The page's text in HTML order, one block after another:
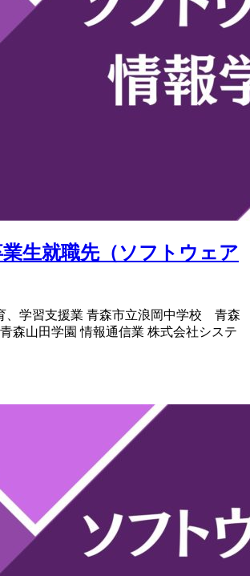
業生就職先（ソフトウェア
、学習支援業 青森市立浪岡中学校 青森
森山田学園 情報通信業 株式会社システ